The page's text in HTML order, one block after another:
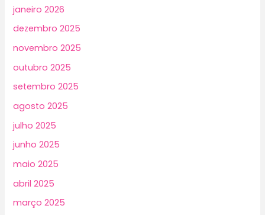
janeiro 2026
dezembro 2025
novembro 2025
outubro 2025
setembro 2025
agosto 2025
julho 2025
junho 2025
maio 2025
abril 2025
março 2025